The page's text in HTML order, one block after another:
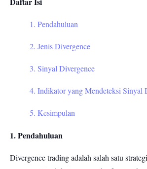
1. Pendahuluan
2. Jenis Divergence
3. Sinyal Divergence
4. Indikator yang Mendeteksi Sinyal
5. Kesimpulan
1. Pendahuluan
Divergence trading adalah salah satu